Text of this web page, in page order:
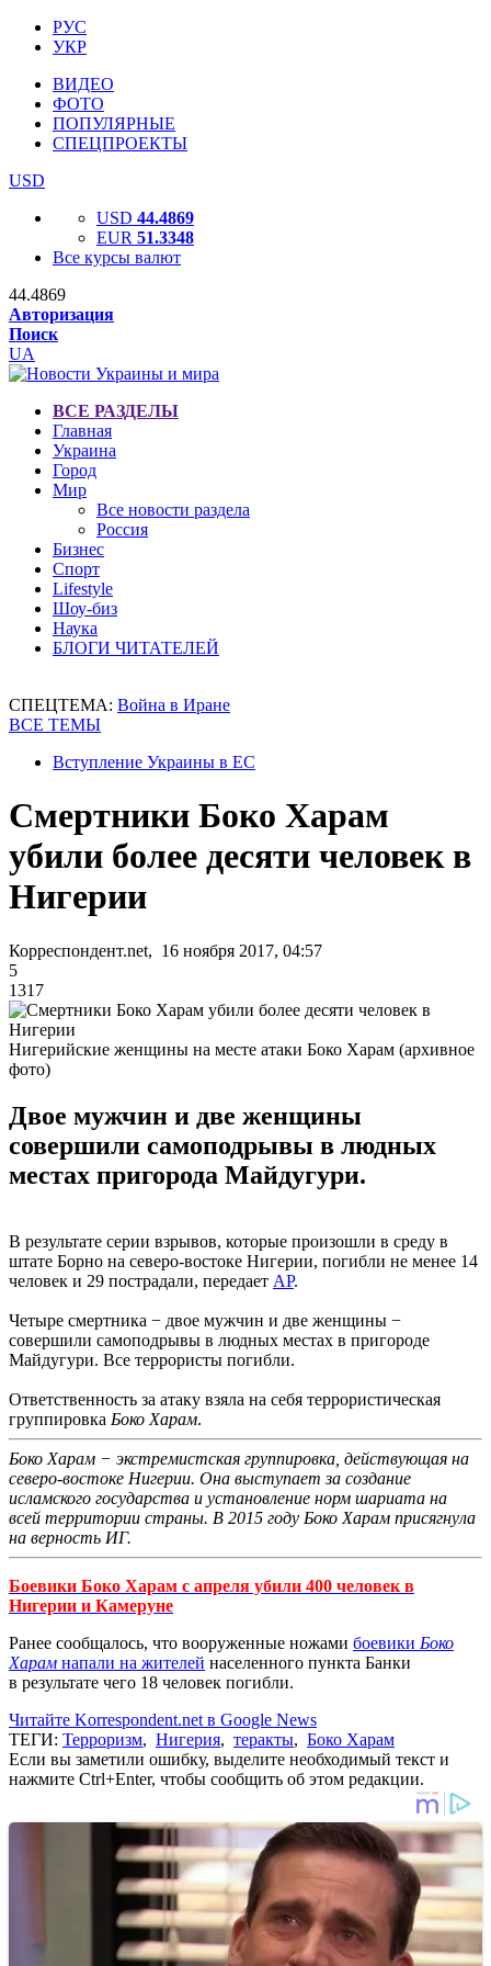
РУС
УКР
ВИДЕО
ФОТО
ПОПУЛЯРНЫЕ
СПЕЦПРОЕКТЫ
USD
USD 44.4869
EUR 51.3348
Все курсы валют
44.4869
Авторизация
Поиск
UA
ВСЕ РАЗДЕЛЫ
Главная
Украина
Город
Мир
Все новости раздела
Россия
Бизнес
Спорт
Lifestyle
Шоу-биз
Наука
БЛОГИ ЧИТАТЕЛЕЙ
СПЕЦТЕМА: Война в Иране
ВСЕ ТЕМЫ
Вступление Украины в ЕС
Смертники Боко Харам
убили более десяти человек в
Нигерии
Корреспондент.net, 16 ноября 2017, 04:57
5
1317
Нигерийские женщины на месте атаки Боко Харам (архивное
фото)
Двое мужчин и две женщины
совершили самоподрывы в людных
местах пригорода Майдугури.
В результате серии взрывов, которые произошли в среду в
штате Борно на северо-востоке Нигерии, погибли не менее 14
человек и 29 пострадали, передает АР.
Четыре смертника − двое мужчин и две женщины −
совершили самоподрывы в людных местах в пригороде
Майдугури. Все террористы погибли.
Ответственность за атаку взяла на себя террористическая
группировка Боко Харам.
Боко Харам − экстремистская группировка, действующая на
северо-востоке Нигерии. Она выступает за создание
исламского государства и установление норм шариата на
всей территории страны. В 2015 году Боко Харам присягнула
на верность ИГ.
Боевики Боко Харам с апреля убили 400 человек в
Нигерии и Камеруне
Ранее сообщалось, что вооруженные ножами боевики Боко
Харам напали на жителей населенного пункта Банки
в результате чего 18 человек погибли.
Читайте Korrespondent.net в Google News
ТЕГИ: Терроризм, Нигерия, теракты, Боко Харам
Если вы заметили ошибку, выделите необходимый текст и
нажмите Ctrl+Enter, чтобы сообщить об этом редакции.